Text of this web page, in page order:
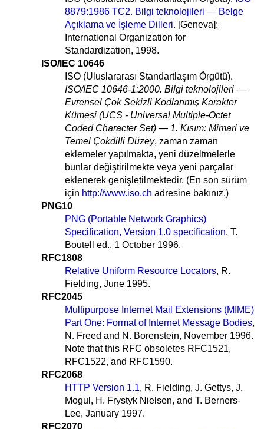
8879:1986 TC2. Bilgi teknolojileri — Belge
Açıklama ve İşleme Dilleri. [Geneva]:
International Organization for
Standardization, 1998.
ISO/IEC 10646
ISO (Uluslararası Standartlaşım Örgütü).
ISO/IEC 10646-1:2000. Bilgi teknolojileri —
Evrensel Çok Sekizli Kodlanmış Karakter
Kümesi (UCS - Universal Multiple-Octet
Coded Character Set) — 1. Kısım: Mimari ve
Temel Çokdilli Düzey, zaman zaman
eklemeler yapılmakta, yeni düzeltmelerle
bunlar değiştirilmekte veya yeni parçalar
eklenerek genişletilmektedir. (En son sürüm
için http://www.iso.ch adresine bakınız.)
PNG10
PNG (Portable Network Graphics)
Specification, Version 1.0 specification, T.
Boutell ed., 1 October 1996.
RFC1808
Relative Uniform Resource Locators, R.
Fielding, June 1995.
RFC2045
Multipurpose Internet Mail Extensions (MIME)
Part One: Format of Internet Message Bodies,
N. Freed and N. Borenstein, November 1996.
Note that this RFC obsoletes RFC1521,
RFC1522, and RFC1590.
RFC2068
HTTP Version 1.1, R. Fielding, J. Gettys, J.
Mogul, H. Frystyk Nielsen, and T. Berners-
Lee, January 1997.
RFC2070